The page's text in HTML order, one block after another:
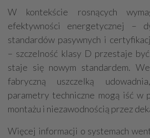
W kontekście rosnących
efektywności energetycznej –
standardów pasywnych i
– szczelność klasy D przestaje
staje się nowym standardem.
fabryczną uszczelką
parametry techniczne mogą iść w
montażu i niezawodnością przez
Więcej informacji o systemach